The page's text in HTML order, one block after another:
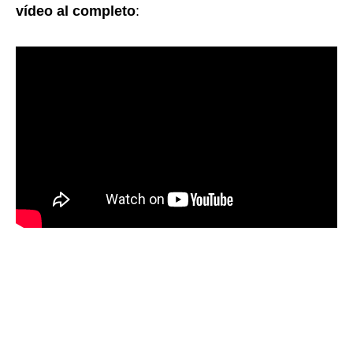
vídeo al completo: